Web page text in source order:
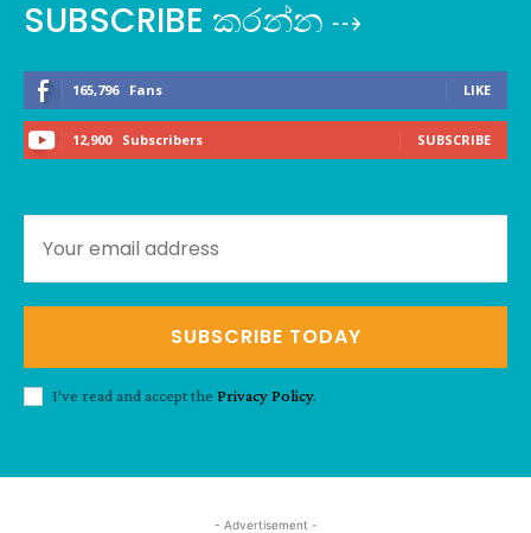
SUBSCRIBE කරන්න ⇢
165,796 Fans LIKE
12,900 Subscribers SUBSCRIBE
SUBSCRIBE TODAY
I've read and accept the Privacy Policy.
- Advertisement -